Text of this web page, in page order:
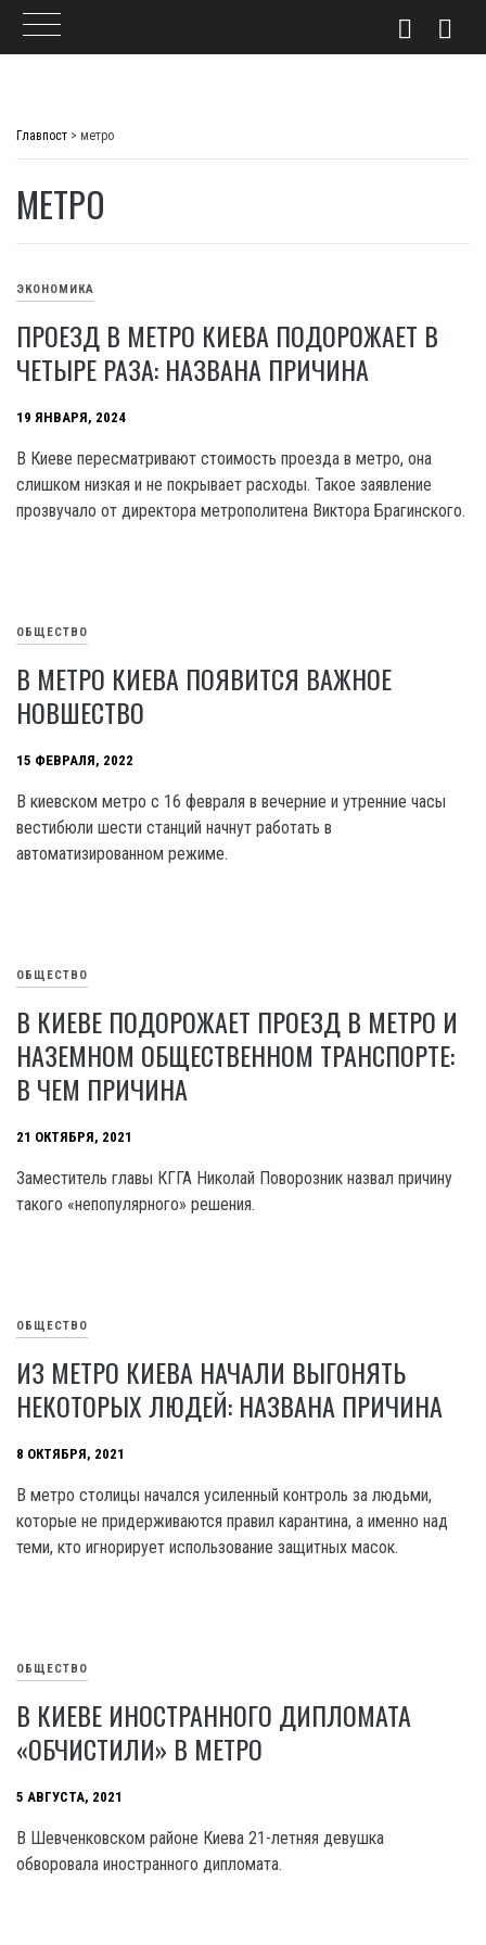
Главпост > метро
МЕТРО
ЭКОНОМИКА
ПРОЕЗД В МЕТРО КИЕВА ПОДОРОЖАЕТ В
ЧЕТЫРЕ РАЗА: НАЗВАНА ПРИЧИНА
19 ЯНВАРЯ, 2024
B Киеве пересматривают стоимость проезда в метро, она
слишком низкая и не покрывает расходы. Такое заявление
прозвучало от директора метрополитена Виктора Брагинского.
ОБЩЕСТВО
В МЕТРО КИЕВА ПОЯВИТСЯ ВАЖНОЕ
НОВШЕСТВО
15 ФЕВРАЛЯ, 2022
В киевском метро с 16 февраля в вечерние и утренние часы
вестибюли шести станций начнут работать в
автоматизированном режиме.
ОБЩЕСТВО
В КИЕВЕ ПОДОРОЖАЕТ ПРОЕЗД В МЕТРО И
НАЗЕМНОМ ОБЩЕСТВЕННОМ ТРАНСПОРТЕ:
В ЧЕМ ПРИЧИНА
21 ОКТЯБРЯ, 2021
Заместитель главы КГГА Николай Поворозник назвал причину
такого «непопулярного» решения.
ОБЩЕСТВО
ИЗ МЕТРО КИЕВА НАЧАЛИ ВЫГОНЯТЬ
НЕКОТОРЫХ ЛЮДЕЙ: НАЗВАНА ПРИЧИНА
8 ОКТЯБРЯ, 2021
В метро столицы начался усиленный контроль за людьми,
которые не придерживаются правил карантина, а именно над
теми, кто игнорирует использование защитных масок.
ОБЩЕСТВО
В КИЕВЕ ИНОСТРАННОГО ДИПЛОМАТА
«ОБЧИСТИЛИ» В МЕТРО
5 АВГУСТА, 2021
В Шевченковском районе Киева 21-летняя девушка
обворовала иностранного дипломата.